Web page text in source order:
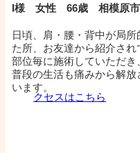
クセスはこちら
I様 女性 66歳 相模原
日頃、肩・腰・背中が局
た所、お友達から紹介され
部位毎に施術していただき
普段の生活も痛みから解
います。